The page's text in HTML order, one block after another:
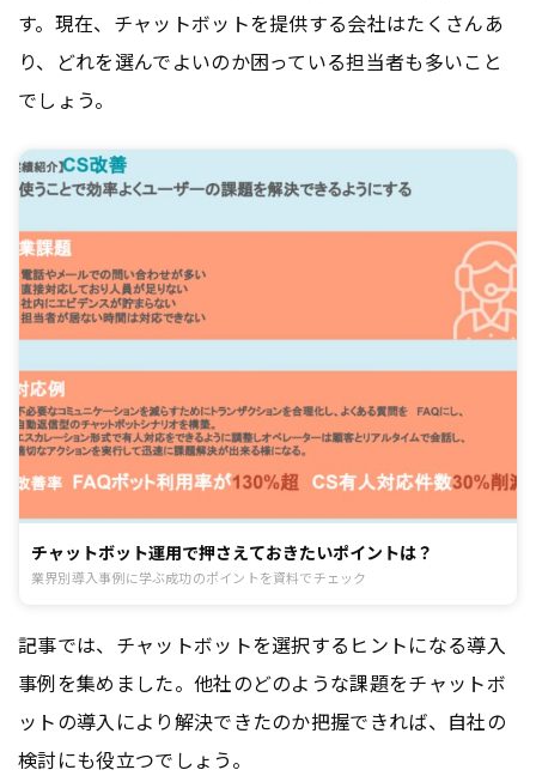
す。現在、チャットボットを提供する会社はたくさんあ
り、どれを選んでよいのか困っている担当者も多いこと
でしょう。
チャットボット運用で押さえておきたいポイントは？
業界別導入事例に学ぶ成功のポイントを資料でチェック
記事では、チャットボットを選択するヒントになる導入
事例を集めました。他社のどのような課題をチャットボ
ットの導入により解決できたのか把握できれば、自社の
検討にも役立つでしょう。